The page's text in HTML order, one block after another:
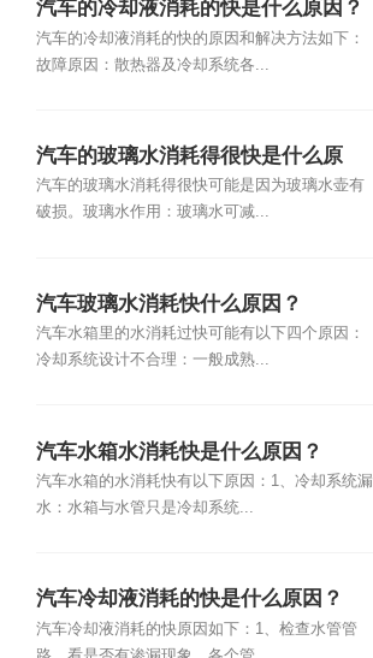
汽车的冷却液消耗的快是什么原因？
汽车的冷却液消耗的快的原因和解决方法如下：
故障原因：散热器及冷却系统各...
汽车的玻璃水消耗得很快是什么原
因？
汽车的玻璃水消耗得很快可能是因为玻璃水壶有
破损。玻璃水作用：玻璃水可减...
汽车玻璃水消耗快什么原因？
汽车水箱里的水消耗过快可能有以下四个原因：
冷却系统设计不合理：一般成熟...
汽车水箱水消耗快是什么原因？
汽车水箱的水消耗快有以下原因：1、冷却系统漏
水：水箱与水管只是冷却系统...
汽车冷却液消耗的快是什么原因？
汽车冷却液消耗的快原因如下：1、检查水管管